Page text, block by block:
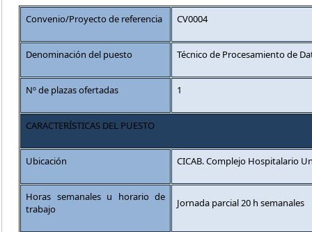
Convenio/Proyecto de referencia CV0004
Denominación del puesto Técnico de Procesamiento de
Nº de plazas ofertadas 1
CARACTERÍSTICAS DEL PUESTO
Ubicación CICAB. Complejo Hospitalario
Horas semanales u horario de
trabajo
Jornada parcial 20 h semanales